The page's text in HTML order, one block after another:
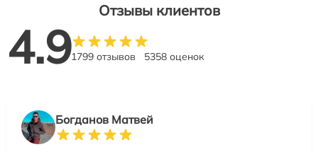
Отзывы клиентов
4.91799 отзывов 5358 оценок
Богданов Матвей